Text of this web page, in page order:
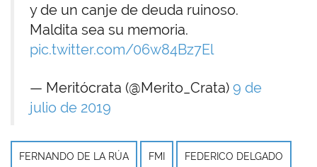
y de un canje de deuda ruinoso.
Maldita sea su memoria.
pic.twitter.com/06w84Bz7El
— Meritócrata (@Merito_Crata) 9 de
julio de 2019
FERNANDO DE LA RÚA FMI FEDERICO DELGADO